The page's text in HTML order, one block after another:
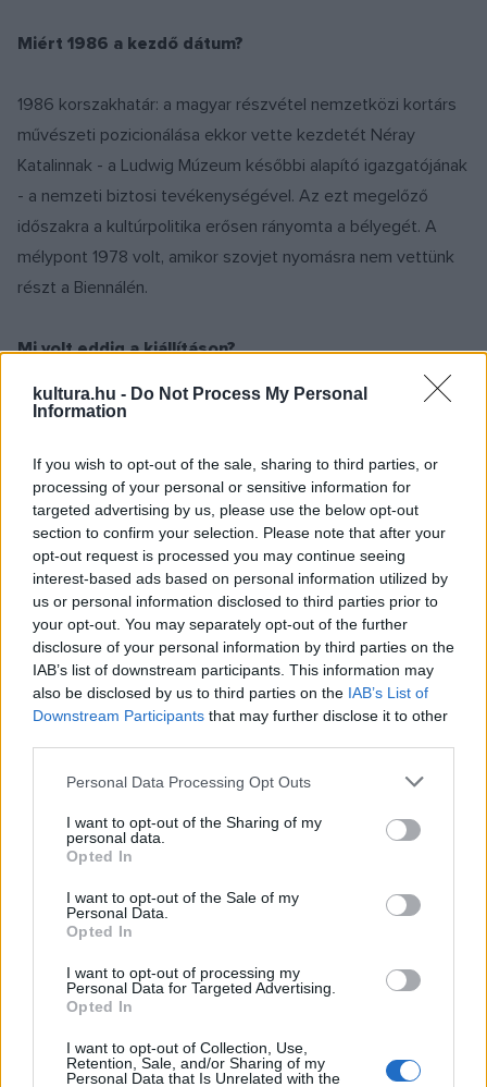
kultura.hu - Do Not Process My Personal
Information
If you wish to opt-out of the sale, sharing to third parties, or
processing of your personal or sensitive information for
targeted advertising by us, please use the below opt-out
section to confirm your selection. Please note that after your
opt-out request is processed you may continue seeing
interest-based ads based on personal information utilized by
us or personal information disclosed to third parties prior to
your opt-out. You may separately opt-out of the further
disclosure of your personal information by third parties on the
IAB’s list of downstream participants. This information may
also be disclosed by us to third parties on the IAB’s List of
Downstream Participants that may further disclose it to other
Please note that this website/app uses one or more Google
not limited to your visit or usage behaviour. You may click to
grant or deny consent to Google and its third-party tags to
use your data for below specified purposes in below Google
consent section.
Personal Data Processing Opt Outs
I want to opt-out of the Sharing of my
personal data.
Opted In
I want to opt-out of the Sale of my
Personal Data.
Opted In
I want to opt-out of processing my
Personal Data for Targeted Advertising.
Opted In
I want to opt-out of Collection, Use,
Retention, Sale, and/or Sharing of my
Personal Data that Is Unrelated with the
Miért 1986 a kezdő dátum?
1986 korszakhatár: a magyar részvétel nemzetközi kortárs
művészeti pozicionálása ekkor vette kezdetét Néray
Katalinnak - a Ludwig Múzeum későbbi alapító igazgatójának
- a nemzeti biztosi tevékenységével. Az ezt megelőző
időszakra a kultúrpolitika erősen rányomta a bélyegét. A
mélypont 1978 volt, amikor szovjet nyomásra nem vettünk
részt a Biennálén.
Mi volt eddig a kiállításon?
Az első etapban az 1988-as biennáléról Pinczehelyi Sándor
László egyik festménye társaságába. Fehér nagy sikert
aratott bemutatkozását a magyar pavilonban 1990-ben
felkereste a múzeumunk névadója, a műgyűjtő-mecénás,
Peter Ludwig is.
Milyen műveket láthatunk jelenleg?
Az 1995-ös centenáriumi biennálén Jovánovics György
plasztikái szerepeltek. Tőle a Részlet a Nagy Viharbólcímű
szobrot mutatjuk most be, amely Giorgione Velencében
őrzött híres festményének egy rejtélyes építészeti
legattraktívabb megjelenése Bachman Gábor nevéhez
fűződik, aki az 1996-os építészeti biennáléra készítette a
Kortárs Művészeti Múzeum modelljét. Ez szintén a
gyűjteményünk jeles darabja.
Mi látható a folytatásban?
Március 5-től a 2001-es biennáléról Lakner Antal passzív
munkaeszközök sorozatából aTalicskapadot állítjuk ki,